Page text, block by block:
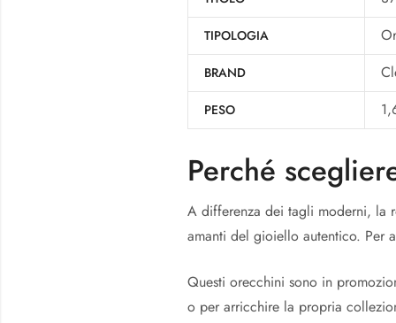
TIPOLOGIA
BRAND
PESO
Perché
A differenza dei tagli moderni, la
amanti del gioiello autentico. Per
Questi orecchini sono in
o per arricchire la propria